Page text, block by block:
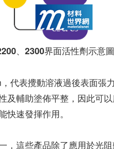
、2300界面活性劑示意圖
代表攪動溶液過後表面張
及輔助塗佈平整，因此可
速發揮作用。
，這些產品除了應用於光